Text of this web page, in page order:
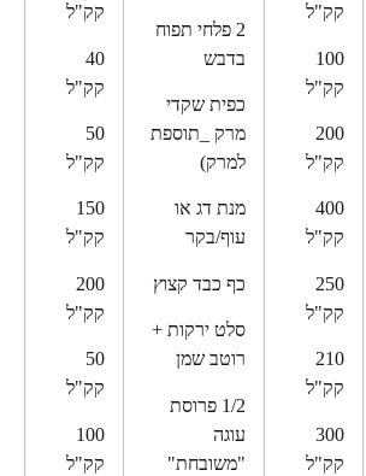
קק"ל
100
קק"ל
200
קק"ל
400
קק"ל
250
קק"ל
210
קק"ל
300
קק"ל
2 פלחי תפוח
בדבש
כפית שקדי
מרק _תוספת
למרק)
מנת דג או
עוף/בקר
כף כבד קצוץ
סלט ירקות +
רוטב שמן
1/2 פרוסת
עוגה
"משובחת"
קק"ל
40
קק"ל
50
קק"ל
150
קק"ל
200
קק"ל
50
קק"ל
100
קק"ל